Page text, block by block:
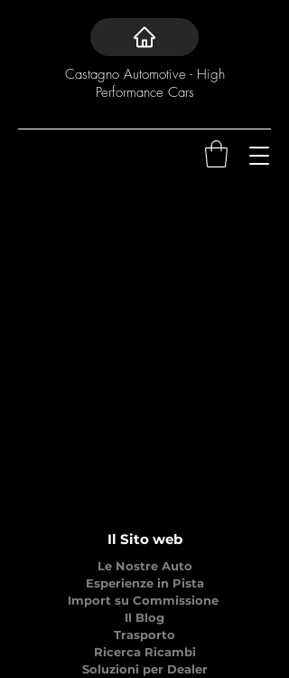
Castagno Automotive - High
Performance Cars
Il Sito web
Le Nostre Auto
Esperienze in Pista
Import su Commissione
Il Blog
Trasporto
Ricerca Ricambi
Soluzioni per Dealer